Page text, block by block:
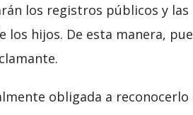
los registros públicos y las
los hijos. De esta manera,
obligada a